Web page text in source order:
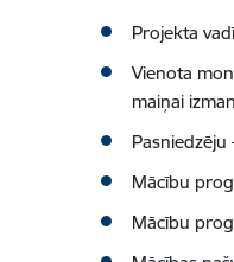
Projekta
Vienota
maiņai
Mācību
Mācību